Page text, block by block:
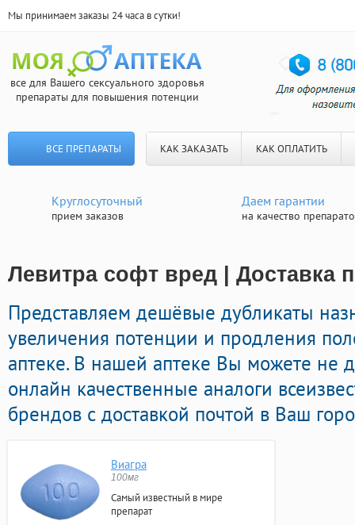
Мы принимаем заказы 24 часа в сутки!
все для Вашего сексуального здоровья
препараты для повышения потенции
ВСЕ ПРЕПАРАТЫ КАК ЗАКАЗАТЬ КАК ОПЛАТИТЬ
Круглосуточный
прием заказов
Даем гарантии
на качество
Левитра софт вред | Доставка
Представляем дешёвые дубликаты
увеличения потенции и продления
аптеке. В нашей аптеке Вы можете не
онлайн качественные аналоги
брендов с доставкой почтой в Ваш
Виагра
100мг
Самый известный в мире
препарат